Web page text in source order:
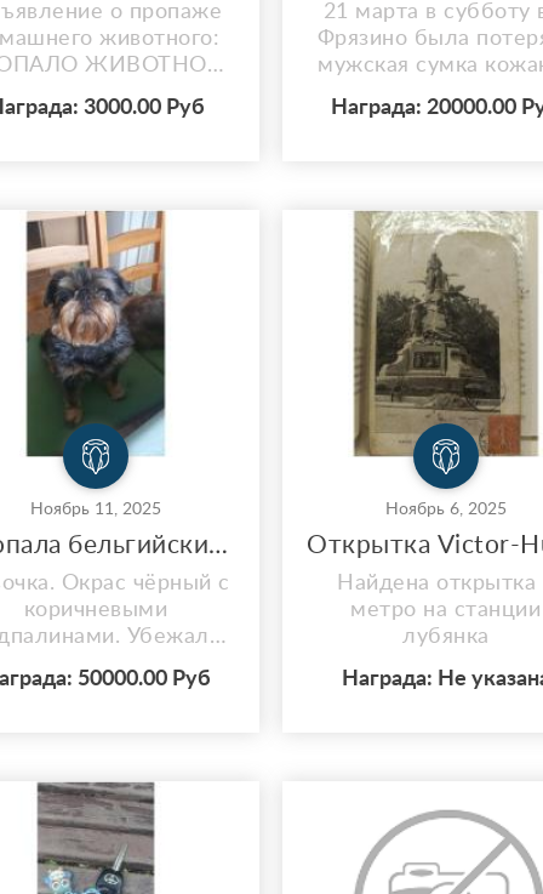
о пропаже
животного:
ЖИВОТНОЕ:
Особые приметы:
г. Наро-Фоминск
и время: 12.06.2026
15:00 Контактный
+79166775568
если вы видели
похожее по о...
3000.00 Руб
21 марта в субботу
Фрязино была
мужская сумка
документами,
мои визитки с
телефона. Прошу
откликнуться!
вознаграждение!
Награда: 20000.00
Ноябрь 11, 2025
Пропала бельгийский грифон по кличке Ами!!!
Окрас чёрный с
коричневыми
Убежала
Конаково, ул.
вернуться домой.
Телефон хозяйки
Ирина
50000.00 Руб
Ноябрь 6, 2025
Открытка Victor-
Найдена открытка
метро на станции
лубянка
Награда: Не